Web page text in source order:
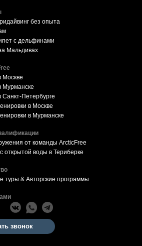
Мальдивах
Москве
Санкт-Петербурге
в Мурманске
звонок
Мурманске
без опыта
в Москве
от команды ArcticFree
открытой воды в Териберке
туры & Авторские программы
с дельфинами